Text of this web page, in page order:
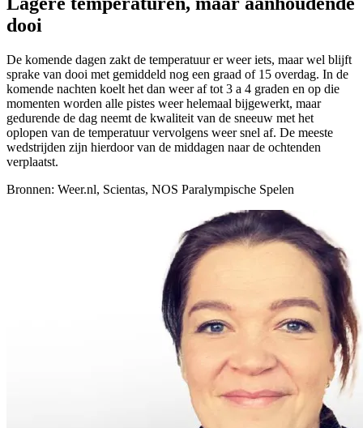
dooi
De komende dagen zakt de temperatuur er weer iets, maar wel blijft
sprake van dooi met gemiddeld nog een graad of 15 overdag. In de
komende nachten koelt het dan weer af tot 3 a 4 graden en op die
momenten worden alle pistes weer helemaal bijgewerkt, maar
gedurende de dag neemt de kwaliteit van de sneeuw met het
oplopen van de temperatuur vervolgens weer snel af. De meeste
wedstrijden zijn hierdoor van de middagen naar de ochtenden
verplaatst.
Bronnen: Weer.nl, Scientas, NOS Paralympische Spelen